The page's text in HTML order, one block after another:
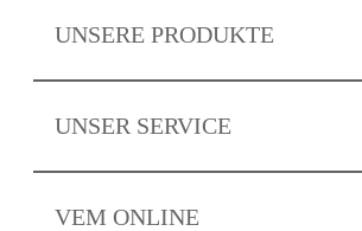
UNSERE PRODUKTE
UNSER SERVICE
VEM ONLINE